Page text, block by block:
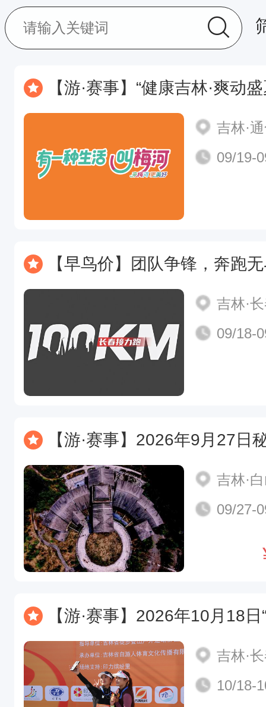
【游·赛事】“健康吉林·爽动盛夏”梅河口市2026全民乐
吉林·
09/19-
【早鸟价】团队争锋，奔跑无界-2026年9
吉林·
09/18-
【游·赛事】2026年9月27日秘径长白，
吉林·
09/27-
【游·赛事】2026年10月18日“跑有境·
吉林·
10/18-